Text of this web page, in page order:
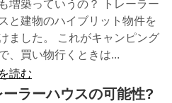
増築っていうの？ トレーラー
と建物のハイブリット物件を
ました。 これがキャンピング
、買い物行くときは...
読む
ーラーハウスの可能性?